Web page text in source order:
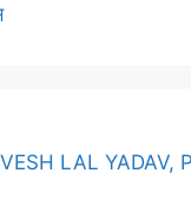
LAL YADAV,